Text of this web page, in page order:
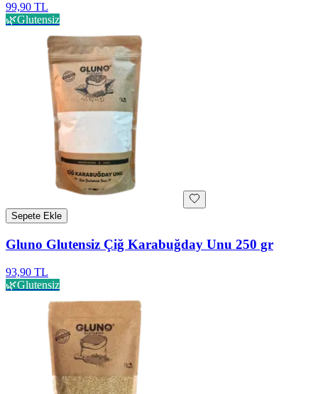
99,90 TL
🌿Glutensiz
Sepete Ekle
Gluno Glutensiz Çiğ Karabuğday Unu 250 gr
93,90 TL
🌿Glutensiz